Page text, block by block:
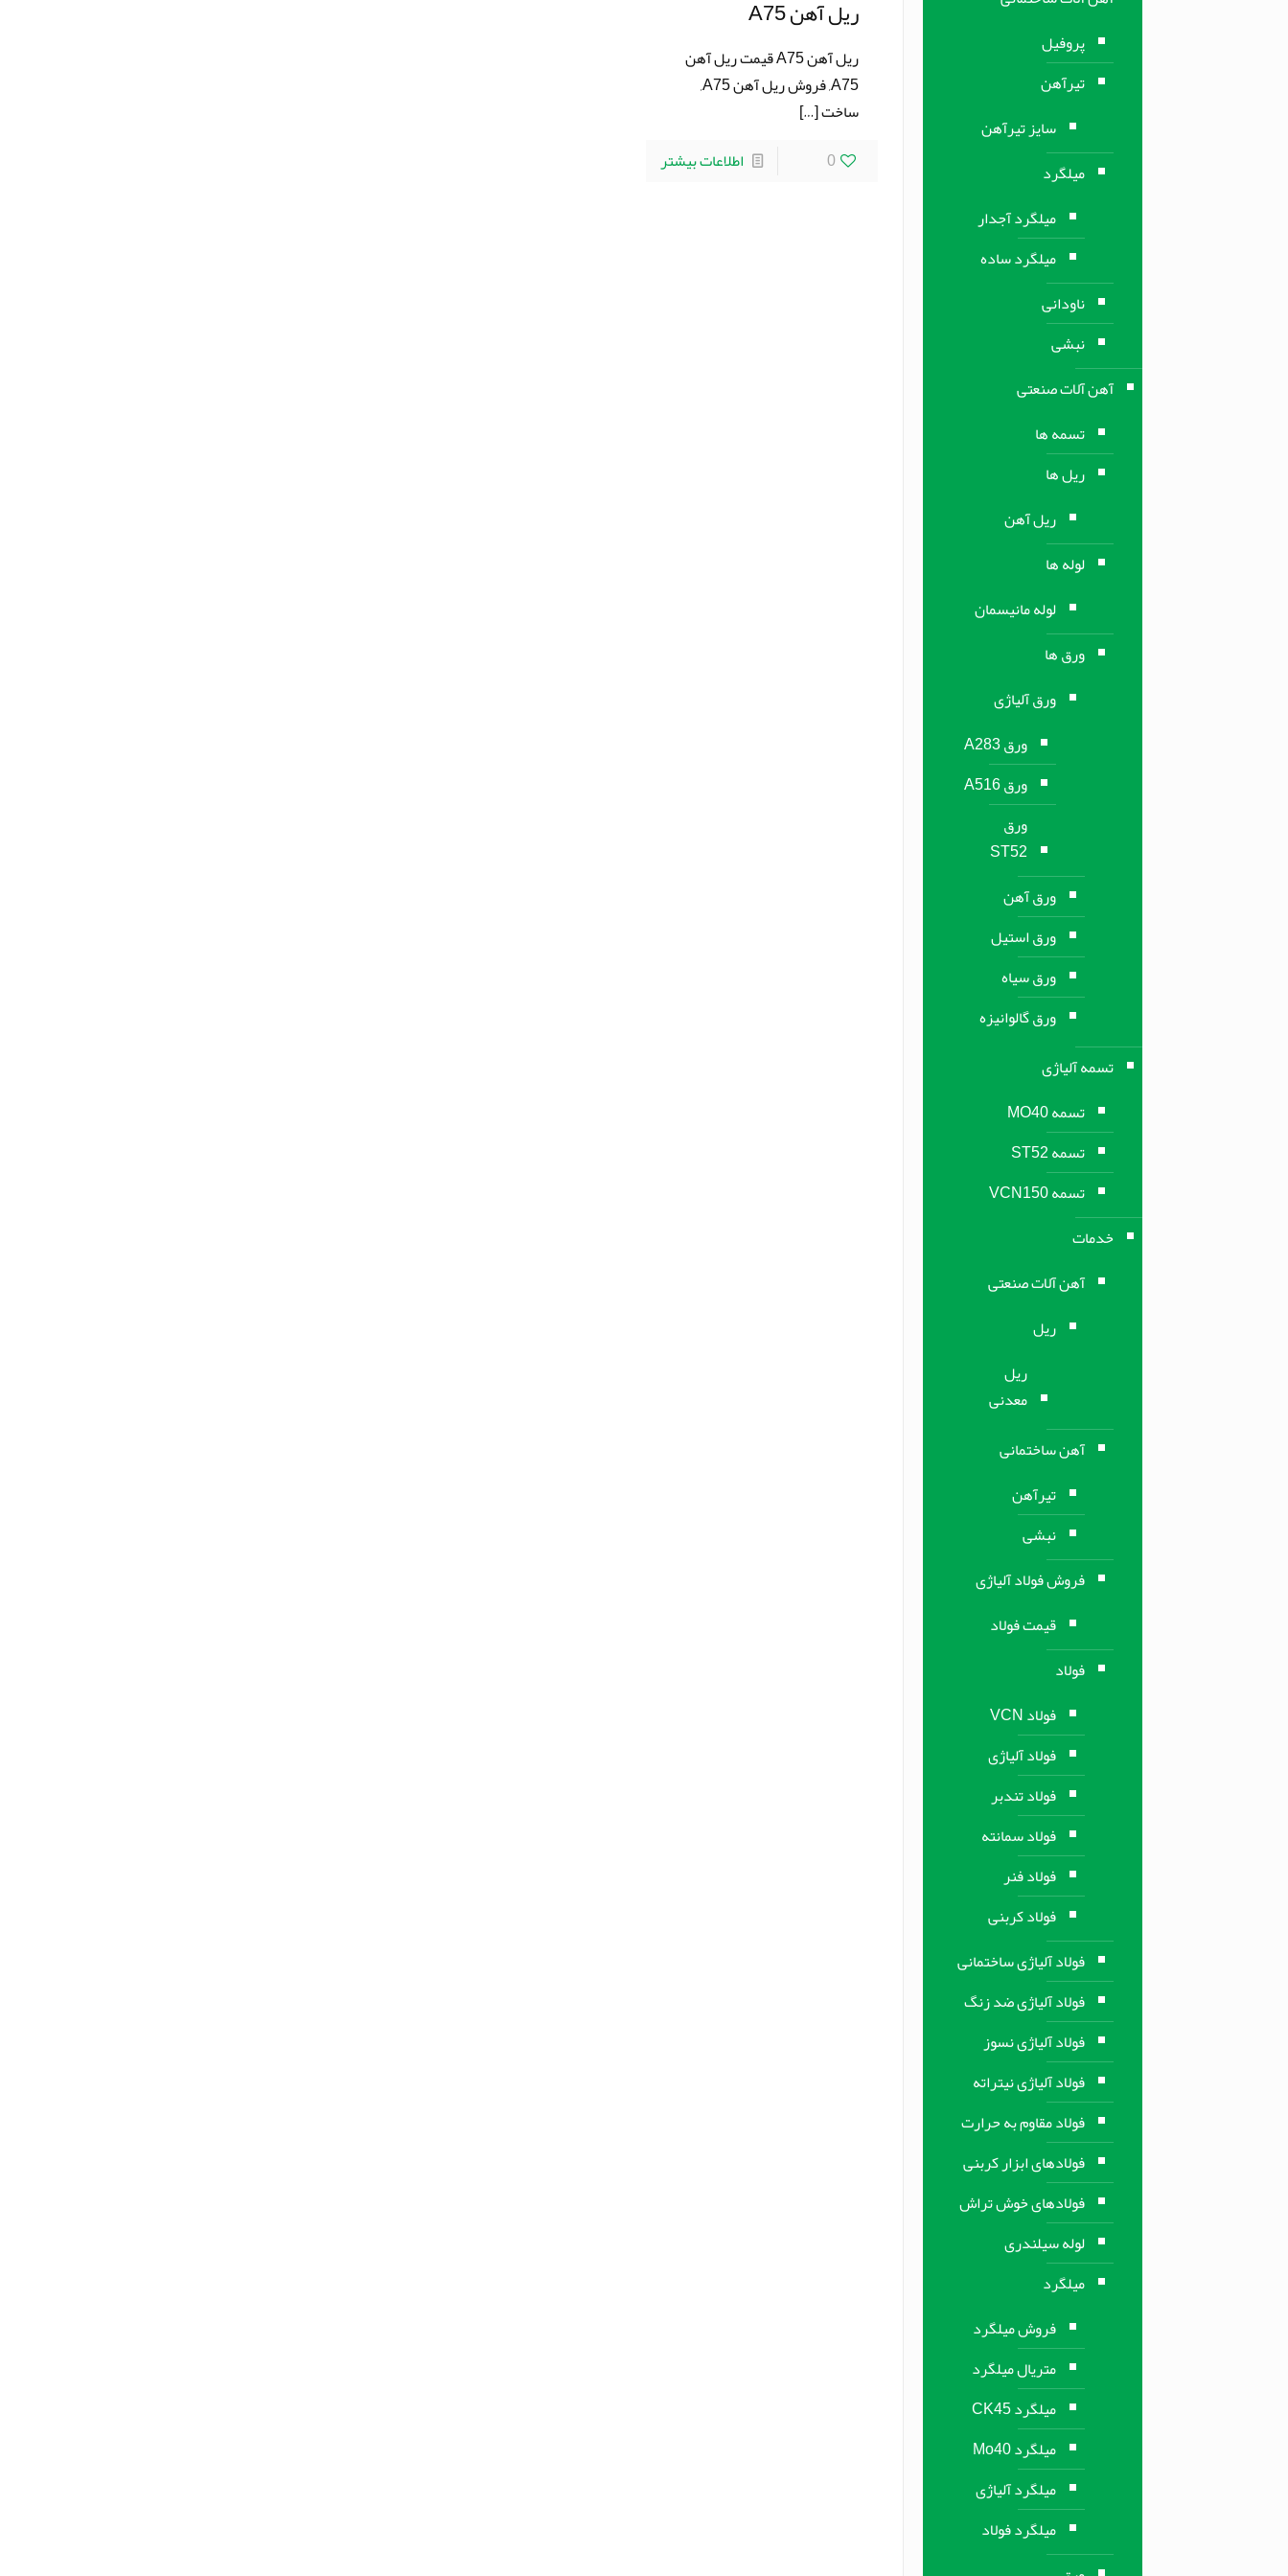
ریل آهن A75
ریل آهن A75 قیمت ریل آهن
A75, فروش ریل آهن A75,
ساخت[…]
0
اطلاعات بیشتر
پروفیل
تیرآهن
سایز تیرآهن
میلگرد
میلگرد آجدار
میلگرد ساده
ناودانی
نبشی
آهن آلات صنعتی
تسمه ها
ریل ها
ریل آهن
لوله ها
لوله مانیسمان
ورق ها
ورق آلیاژی
ورق A283
ورق A516
ورق
ST52
ورق آهن
ورق استیل
ورق سیاه
ورق گالوانیزه
تسمه آلیاژی
تسمه MO40
تسمه ST52
تسمه VCN150
خدمات
آهن آلات صنعتی
ریل
ریل
معدنی
آهن ساختمانی
تیرآهن
نبشی
فروش فولاد آلیاژی
قیمت فولاد
فولاد
فولاد VCN
فولاد آلیاژی
فولاد تندبر
فولاد سمانته
فولاد فنر
فولاد کربنی
فولاد آلیاژی ساختمانی
فولاد آلیاژی ضد زنگ
فولاد آلیاژی نسوز
فولاد آلیاژی نیتراته
فولاد مقاوم به حرارت
فولادهای ابزار کربنی
فولادهای خوش تراش
لوله سیلندری
میلگرد
فروش میلگرد
متریال میلگرد
میلگرد CK45
میلگرد Mo40
میلگرد آلیاژی
میلگرد فولاد